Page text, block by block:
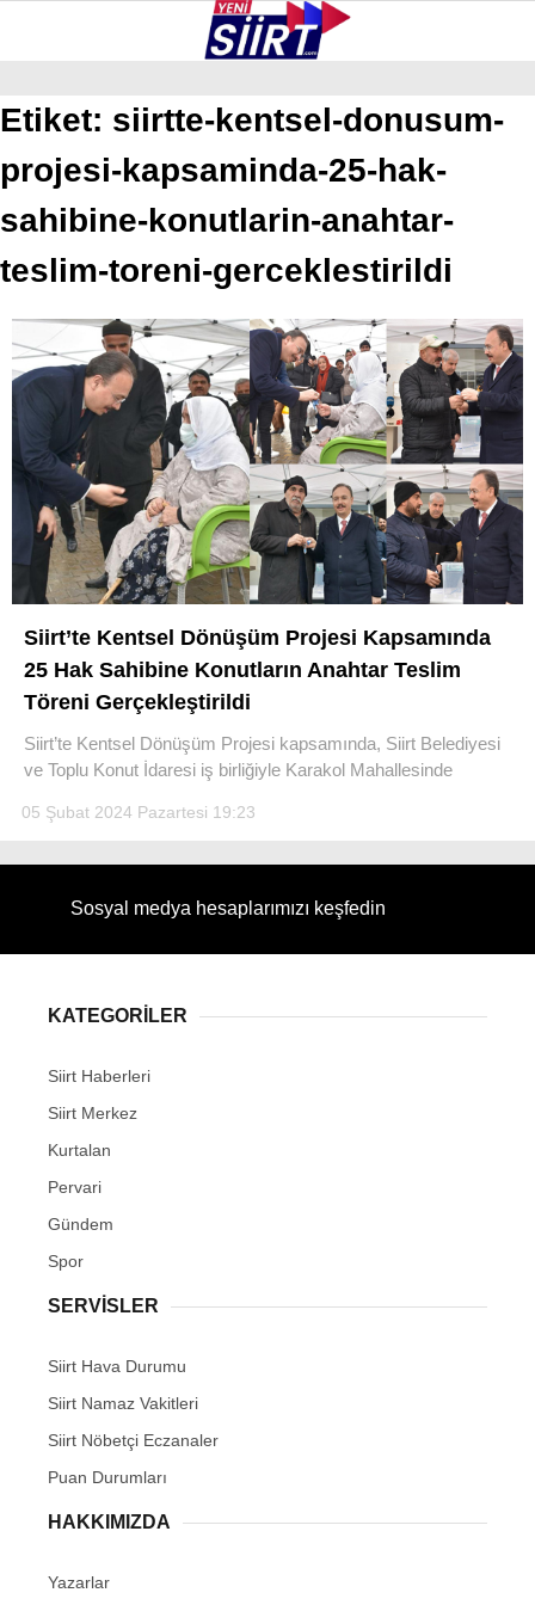
WhatsApp İhbar Hattı
Instagram
GALERİ VİDEO YAZARLAR
PERVARI
ŞIRVAN
GÜNDEM
NÖBETÇI ECZANELER
Etiket: siirtte-kentsel-donusum-
projesi-kapsaminda-25-hak-
sahibine-konutlarin-anahtar-
teslim-toreni-gerceklestirildi
Siirt’te Kentsel Dönüşüm Projesi Kapsamında
25 Hak Sahibine Konutların Anahtar Teslim
Töreni Gerçekleştirildi
Siirt’te Kentsel Dönüşüm Projesi kapsamında, Siirt Belediyesi
ve Toplu Konut İdaresi iş birliğiyle Karakol Mahallesinde
05 Şubat 2024 Pazartesi 19:23
Sosyal medya hesaplarımızı keşfedin
KATEGORİLER
Siirt Haberleri
Siirt Merkez
Kurtalan
Pervari
Gündem
Spor
SERVİSLER
Siirt Hava Durumu
Siirt Namaz Vakitleri
Siirt Nöbetçi Eczanaler
Puan Durumları
HAKKIMIZDA
Yazarlar